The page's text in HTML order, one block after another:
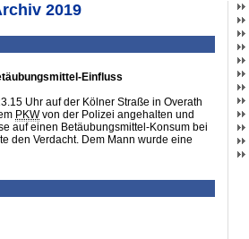
2019
Einfluss
Uhr auf der Kölner Straße in Overath
PKWvon der Polizei angehalten und
auf einen Betäubungsmittel-Konsum bei
den Verdacht. Dem Mann wurde eine